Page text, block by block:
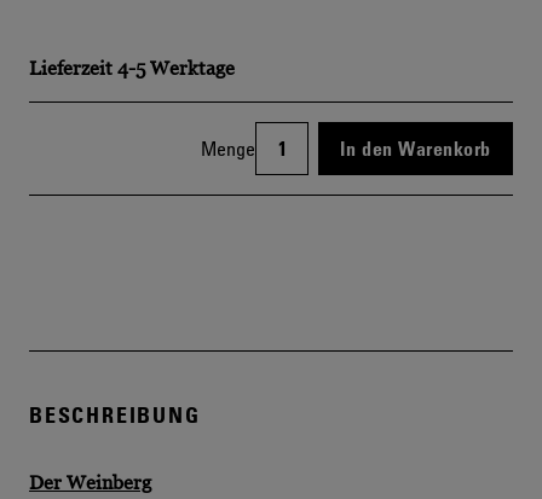
Lieferzeit 4-5 Werktage
Menge In den Warenkorb
BESCHREIBUNG
Der Weinberg